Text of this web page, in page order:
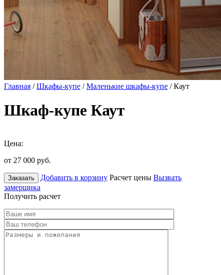
Главная /Шкафы-купе /Маленькие шкафы-купе / Каут
Шкаф-купе Каут
Цена:
от 27 000 руб.
Заказать Добавить в корзину Расчет цены Вызвать
замерщика
Получить расчет